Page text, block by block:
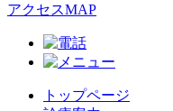
アクセスMAP
トップページ